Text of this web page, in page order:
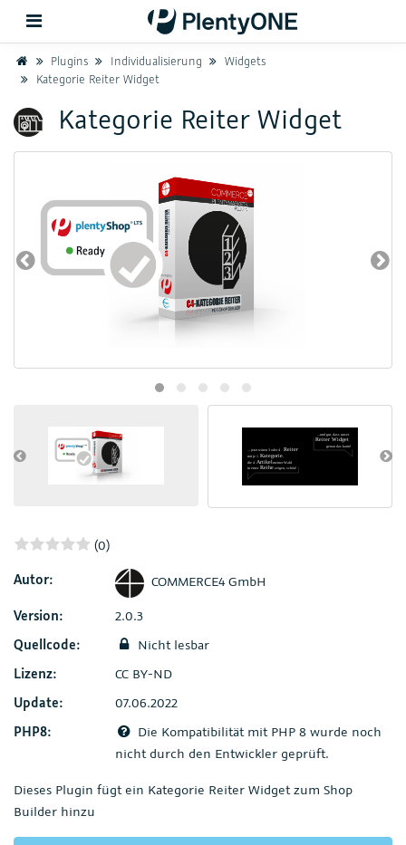
Zurück
Support
Hardware
HomePlugins Individualisierung
Widgets
Kategorie Reiter Widget
Kategorie Reiter Widget
(0)
Autor:
COMMERCE4 GmbH
Version:
2.0.3
Quellcode:
Nicht lesbar
Lizenz:
CC BY-ND
Update:
07.06.2022
PHP8:
Die Kompatibilität mit PHP 8 wurde noch
nicht durch den Entwickler geprüft.
Dieses Plugin fügt ein Kategorie Reiter Widget zum Shop
Builder hinzu